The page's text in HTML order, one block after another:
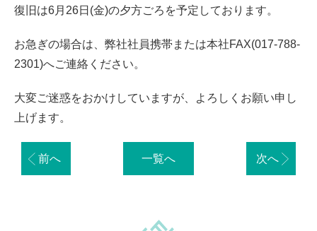
復旧は6月26日(金)の夕方ごろを予定しております。
お急ぎの場合は、弊社社員携帯または本社FAX(017-788-
2301)へご連絡ください。
大変ご迷惑をおかけしていますが、よろしくお願い申し
上げます。
前へ 一覧へ 次へ